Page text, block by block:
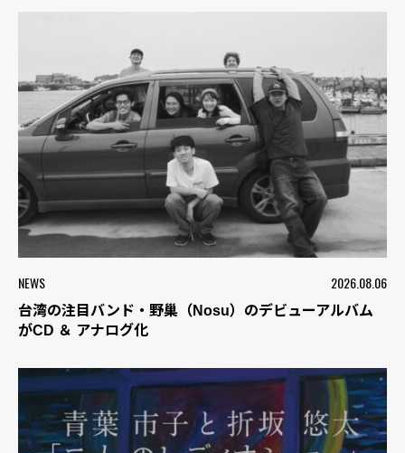
NEWS 2026.08.06
台湾の注目バンド・野巢（Nosu）のデビューアルバム
がCD ＆ アナログ化